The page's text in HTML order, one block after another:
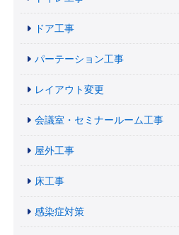
ドア工事
パーテーション工事
レイアウト変更
会議室・セミナールーム工事
屋外工事
床工事
感染症対策